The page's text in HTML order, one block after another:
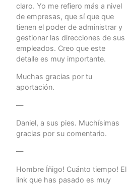
claro. Yo me refiero más a nivel
de empresas, que sí que que
tienen el poder de administrar y
gestionar las direcciones de sus
empleados. Creo que este
detalle es muy importante.
Muchas gracias por tu
aportación.
—
Daniel, a sus pies. Muchísimas
gracias por su comentario.
—
Hombre Íñigo! Cuánto tiempo! El
link que has pasado es muy